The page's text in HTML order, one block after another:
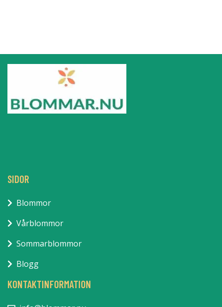
SIDOR
Blommor
Vårblommor
Sommarblommor
Blogg
KONTAKTINFORMATION